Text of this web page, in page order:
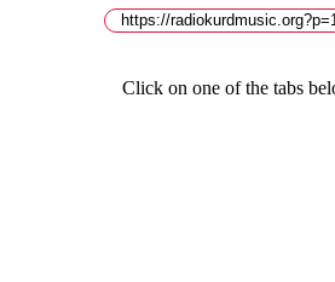
Click on one of the tabs